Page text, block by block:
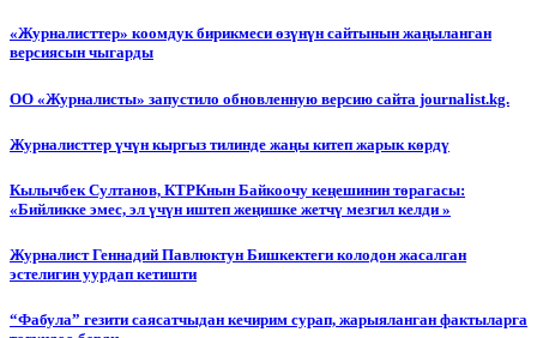
«Журналисттер» коомдук бирикмеси өзүнүн сайтынын жаңыланган
версиясын чыгарды
ОО «Журналисты» запустило обновленную версию сайта journalist.kg.
Журналисттер үчүн кыргыз тилинде жаңы китеп жарык көрдү
Кылычбек Султанов, КТРКнын Байкоочу кеңешинин төрагасы:
«Бийликке эмес, эл үчүн иштеп жеңишке жетчү мезгил келди »
Журналист Геннадий Павлюктун Бишкектеги колодон жасалган
эстелигин уурдап кетишти
“Фабула” гезити саясатчыдан кечирим сурап, жарыяланган фактыларга